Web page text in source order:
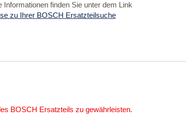
Informationen finden Sie unter dem Link
zu Ihrer BOSCH Ersatzteilsuche
BOSCH Ersatzteils zu gewährleisten.